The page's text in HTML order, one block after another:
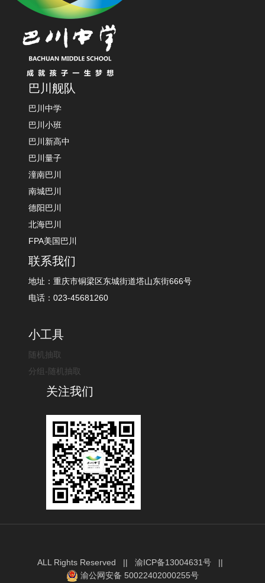
巴川舰队
巴川中学
巴川小班
巴川新高中
巴川量子
潼南巴川
南城巴川
德阳巴川
北海巴川
FPA美国巴川
联系我们
地址：重庆市铜梁区东城街道塔山东街666号
电话：023-45681260
小工具
随机抽取
分组-随机抽取
关注我们
ALL Rights Reserved || 渝ICP备13004631号 ||
渝公网安备 50022402000255号